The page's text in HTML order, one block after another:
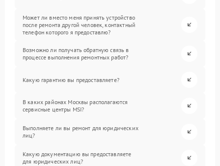
Может ли вместо меня принять устройство
после ремонта другой человек, контактный
телефон которого я предоставлю?
Возможно ли получать обратную связь в
процессе выполнения ремонтных работ?
Какую гарантию вы предоставляете?
В каких районах Москвы располагаются
сервисные центры MSI?
Выполняете ли вы ремонт для юридических
лиц?
Какую документацию вы предоставляете
для юридических лиц?